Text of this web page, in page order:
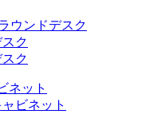
ウンドデスク
ク
ク
ネット
ビネット